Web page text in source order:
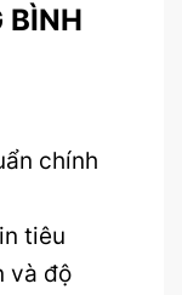
BÌNH
chính
tiêu
và độ